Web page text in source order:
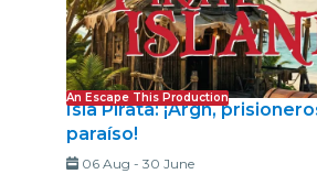
An Escape This Production
Isla Pirata: ¡Argh,
paraíso!
06 Aug - 30 June